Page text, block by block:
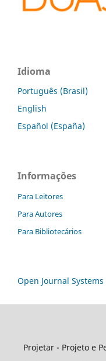
Idioma
Português (Brasil)
English
Español (España)
Informações
Para Leitores
Para Autores
Para Bibliotecários
Open Journal Systems
Projetar - Projeto e